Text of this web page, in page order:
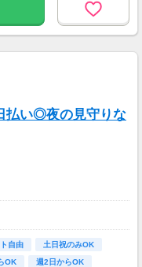
払い◎夜の見守りな
自由
土日祝のみOK
OK 週2日からOK